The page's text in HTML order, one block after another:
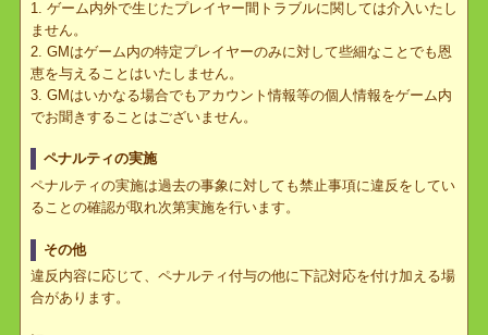
に処理は、規約及び法律並びに一般常識に準じて、公正性と公平性
を考慮したうえで、運営チームが判断及び協議を行ない決定いたし
ます。
GMが処理しない事項
ません。
2. GMはゲーム内の特定プレイヤーのみに対して些細なことでも恩
恵を与えることはいたしません。
でお聞きすることはございません。
ペナルティの実施